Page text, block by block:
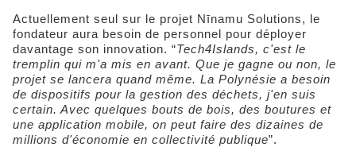
Actuellement seul sur le projet Nīnamu Solutions, le
fondateur aura besoin de personnel pour déployer
davantage son innovation. “Tech4Islands, c'est le
tremplin qui m'a mis en avant. Que je gagne ou non, le
projet se lancera quand même. La Polynésie a besoin
de dispositifs pour la gestion des déchets, j'en suis
certain. Avec quelques bouts de bois, des boutures et
une application mobile, on peut faire des dizaines de
millions d'économie en collectivité publique”.